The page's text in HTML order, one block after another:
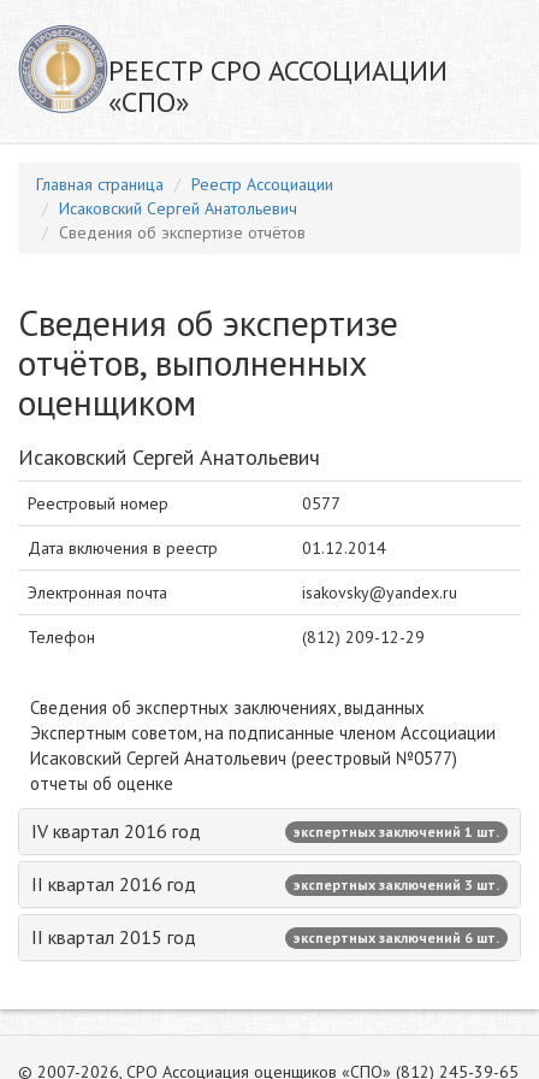
РЕЕСТР СРО АССОЦИАЦИИ
«СПО»
Главная страница
Реестр Ассоциации
Исаковский Сергей Анатольевич
Сведения об экспертизе отчётов
Сведения об экспертизе
отчётов, выполненных
оценщиком
Исаковский Сергей Анатольевич
Реестровый номер 0577
Дата включения в реестр 01.12.2014
Электронная почта isakovsky@yandex.ru
Телефон (812) 209-12-29
Сведения об экспертных заключениях, выданных
Экспертным советом, на подписанные членом Ассоциации
Исаковский Сергей Анатольевич (реестровый №0577)
отчеты об оценке
IV квартал 2016 год экспертных заключений 1 шт.
II квартал 2016 год экспертных заключений 3 шт.
II квартал 2015 год экспертных заключений 6 шт.
© 2007-2026, СРО Ассоциация оценщиков «СПО» (812) 245-39-65